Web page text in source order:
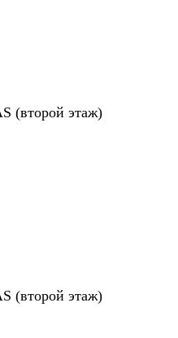
(второй этаж)
(второй этаж)